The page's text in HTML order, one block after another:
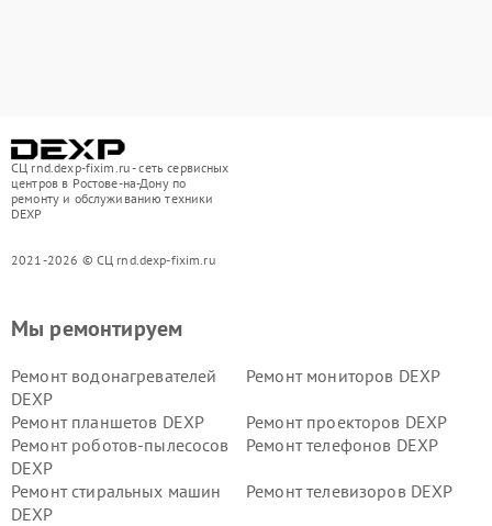
СЦ rnd.dexp-fixim.ru - сеть сервисных
центров в Ростове-на-Дону по
ремонту и обслуживанию техники
DEXP
2021-2026 © СЦ rnd.dexp-fixim.ru
Мы ремонтируем
Ремонт водонагревателей
DEXP
Ремонт мониторов DEXP
Ремонт планшетов DEXP
Ремонт проекторов DEXP
Ремонт роботов-пылесосов
DEXP
Ремонт телефонов DEXP
Ремонт стиральных машин
DEXP
Ремонт телевизоров DEXP